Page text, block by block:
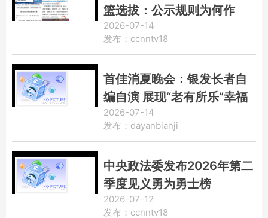
篮选拔：公示规则为何作
废？闭门选人是否公允？青
少年篮球前路在哪？
2026-07-14
发布：ccnntv18
首佳消夏晚会：银发长者自
编自演 展现“老有所乐”幸福
图景
2026-07-14
发布：dayanbianji
中央政法委发布2026年第二
季度见义勇为勇士榜
2026-07-12
发布：ccnntv18